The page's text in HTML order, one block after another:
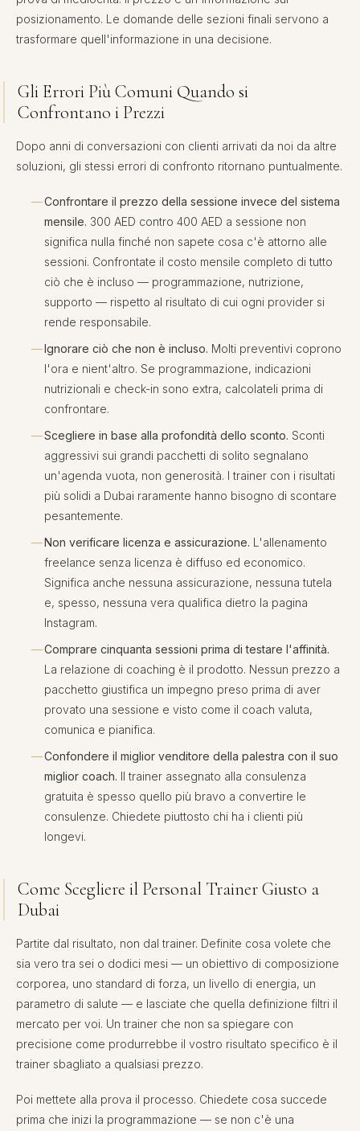
posizionamento. Le domande delle sezioni finali servono a
trasformare quell'informazione in una decisione.
Gli Errori Più Comuni Quando si
Confrontano i Prezzi
Dopo anni di conversazioni con clienti arrivati da noi da altre
soluzioni, gli stessi errori di confronto ritornano puntualmente.
Confrontare il prezzo della sessione invece del sistema
mensile. 300 AED contro 400 AED a sessione non
significa nulla finché non sapete cosa c'è attorno alle
sessioni. Confrontate il costo mensile completo di tutto
ciò che è incluso — programmazione, nutrizione,
supporto — rispetto al risultato di cui ogni provider si
rende responsabile.
Ignorare ciò che non è incluso. Molti preventivi coprono
l'ora e nient'altro. Se programmazione, indicazioni
nutrizionali e check-in sono extra, calcolateli prima di
confrontare.
Scegliere in base alla profondità dello sconto. Sconti
aggressivi sui grandi pacchetti di solito segnalano
un'agenda vuota, non generosità. I trainer con i risultati
più solidi a Dubai raramente hanno bisogno di scontare
pesantemente.
Non verificare licenza e assicurazione. L'allenamento
freelance senza licenza è diffuso ed economico.
Significa anche nessuna assicurazione, nessuna tutela
e, spesso, nessuna vera qualifica dietro la pagina
Instagram.
Comprare cinquanta sessioni prima di testare l'affinità.
La relazione di coaching è il prodotto. Nessun prezzo a
pacchetto giustifica un impegno preso prima di aver
provato una sessione e visto come il coach valuta,
comunica e pianifica.
Confondere il miglior venditore della palestra con il suo
miglior coach. Il trainer assegnato alla consulenza
gratuita è spesso quello più bravo a convertire le
consulenze. Chiedete piuttosto chi ha i clienti più
longevi.
Come Scegliere il Personal Trainer Giusto a
Dubai
Partite dal risultato, non dal trainer. Definite cosa volete che
sia vero tra sei o dodici mesi — un obiettivo di composizione
corporea, uno standard di forza, un livello di energia, un
parametro di salute — e lasciate che quella definizione filtri il
mercato per voi. Un trainer che non sa spiegare con
precisione come produrrebbe il vostro risultato specifico è il
trainer sbagliato a qualsiasi prezzo.
Poi mettete alla prova il processo. Chiedete cosa succede
prima che inizi la programmazione — se non c'è una